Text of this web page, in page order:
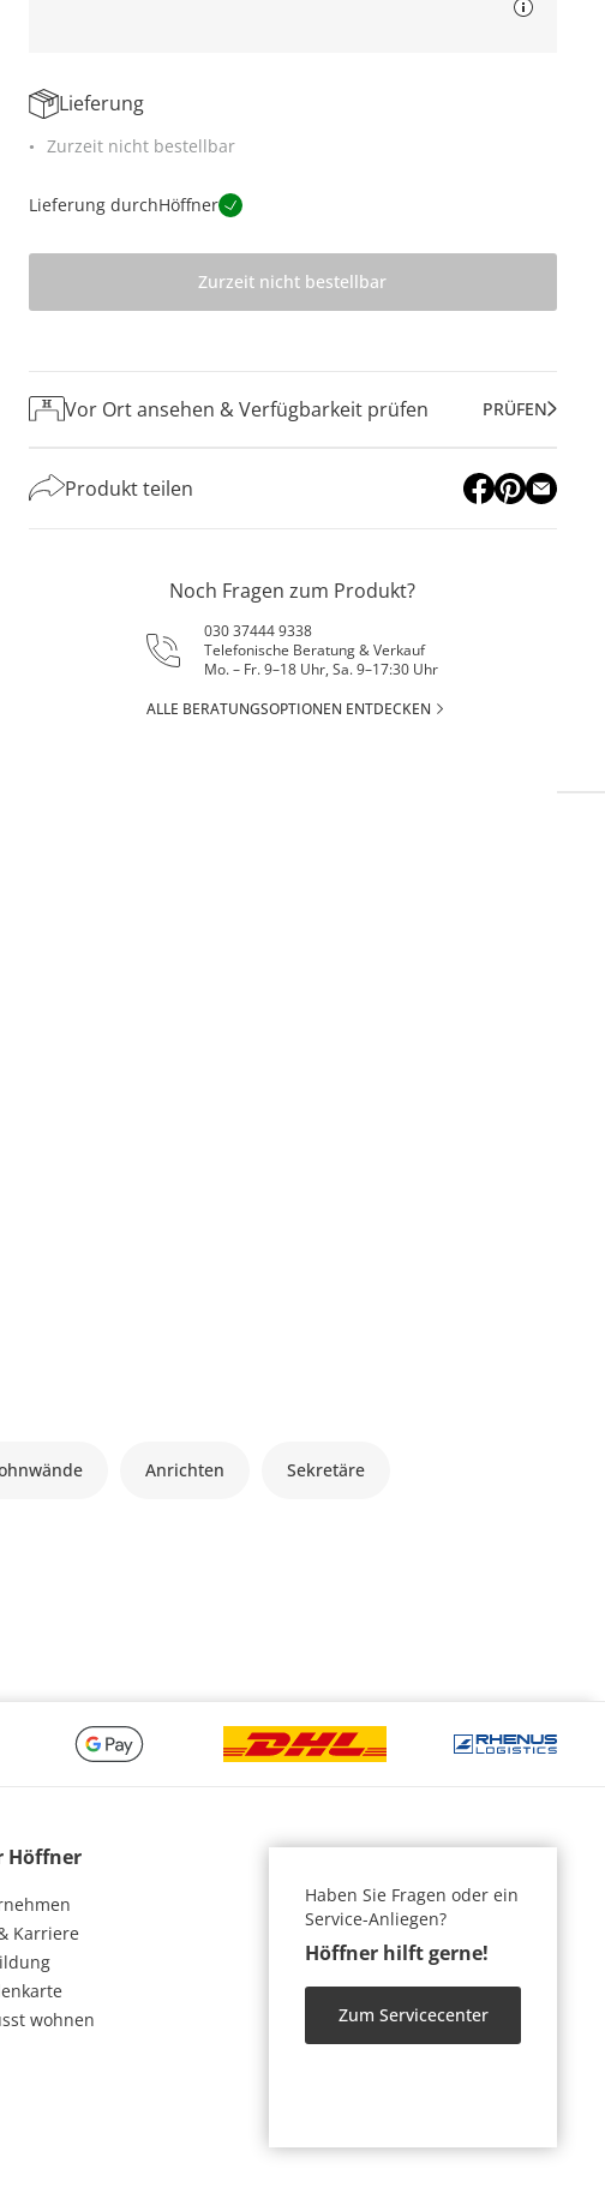
Lieferung
Zurzeit nicht bestellbar
Lieferung durchHöffner
Zurzeit nicht bestellbar
Vor Ort ansehen & Verfügbarkeit prüfen PRÜFEN
Produkt teilen
Noch Fragen zum Produkt?
030 37444 9338
Telefonische Beratung & Verkauf
Mo. – Fr. 9–18 Uhr, Sa. 9–17:30 Uhr
ALLE BERATUNGSOPTIONEN ENTDECKEN
Anrichten Sekretäre
Höffner
Karriere
wohnen
Haben Sie Fragen oder ein
Service-Anliegen?
Höffner hilft gerne!
Zum Servicecenter